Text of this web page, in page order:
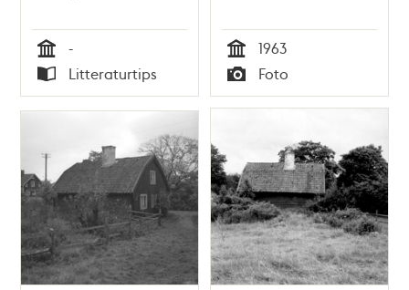
Tid
-
Typ
Litteraturtips Tid
1963
Typ
Foto